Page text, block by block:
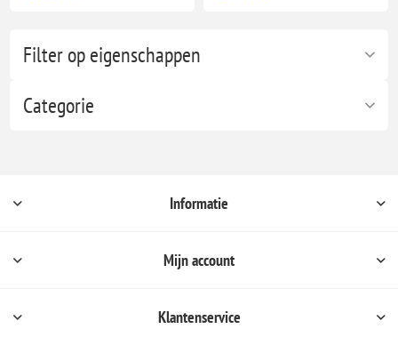
Filter op eigenschappen
Categorie
Informatie
Mijn account
Klantenservice